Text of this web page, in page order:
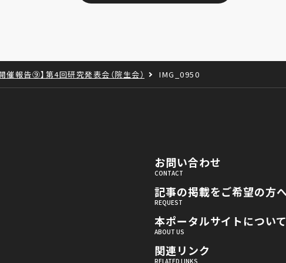
催報告⑨】第4回研究発表会（院生会） IMG_0950
お問い合わせ
記事の掲載をご希望の方
本ポータルサイトについ
関連リンク